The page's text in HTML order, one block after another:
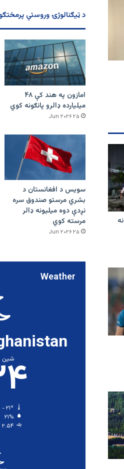
د ټیګنالوژۍ وروستي
امازون په هند کې ۴۸
میلیارده ډالرو پانګونه کوي
۲۵ Jun ۲۰۲۶
سویس د افغانستان د
بشري مرستو صندوق سره
نږدې دوه میلیونه ډالر
مرسته کوي
۲۵ Jun ۲۰۲۶
Weather
شین
۲۱%
۲.۵۴ km/h